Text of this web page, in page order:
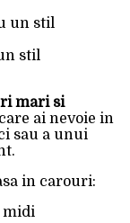
stil
mari si
ai nevoie in
sau a unui
in carouri:
midi